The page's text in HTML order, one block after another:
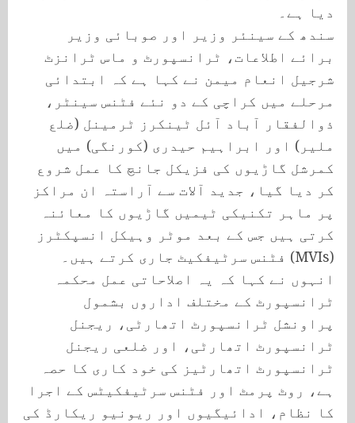
دیا ہے۔
سندھ کے سینئر وزیر اور صوبائی وزیر
برائے اطلاعات، ٹرانسپورٹ و ماس ٹرانزٹ
شرجیل انعام میمن نے کہا ہے کہ ابتدائی
مرحلے میں کراچی کے دو نئے فٹنس سینٹر،
ذوالفقار آباد آئل ٹینکرز ٹرمینل (ضلع
ملیر) اور ابراہیم حیدری (کورنگی) میں
کمرشل گاڑیوں کی فزیکل جانچ کا عمل شروع
کر دیا گیا، جدید آلات سے آراستہ ان مراکز
پر ماہر تکنیکی ٹیمیں گاڑیوں کا معائنہ
کرتی ہیں جس کے بعد موٹر وہیکل انسپکٹرز
(MVIs) فٹنس سرٹیفکیٹ جاری کرتے ہیں۔
انہوں نے کہا کہ یہ اصلاحاتی عمل محکمہ
ٹرانسپورٹ کے مختلف اداروں بشمول
پراونشل ٹرانسپورٹ اتھارٹی، ریجنل
ٹرانسپورٹ اتھارٹی، اور ضلعی ریجنل
ٹرانسپورٹ اتھارٹیز کی خود کاری کا حصہ
ہے، روٹ پرمٹ اور فٹنس سرٹیفکیٹس کے اجرا
کا نظام، ادائیگیوں اور ریونیو ریکارڈ کی